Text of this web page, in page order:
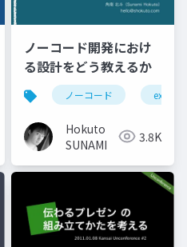
情報教育 appsheet
ノーコード開発におけ
る設計をどう教えるか
ノーコード excel
Hokuto
SUNAMI
3.8K